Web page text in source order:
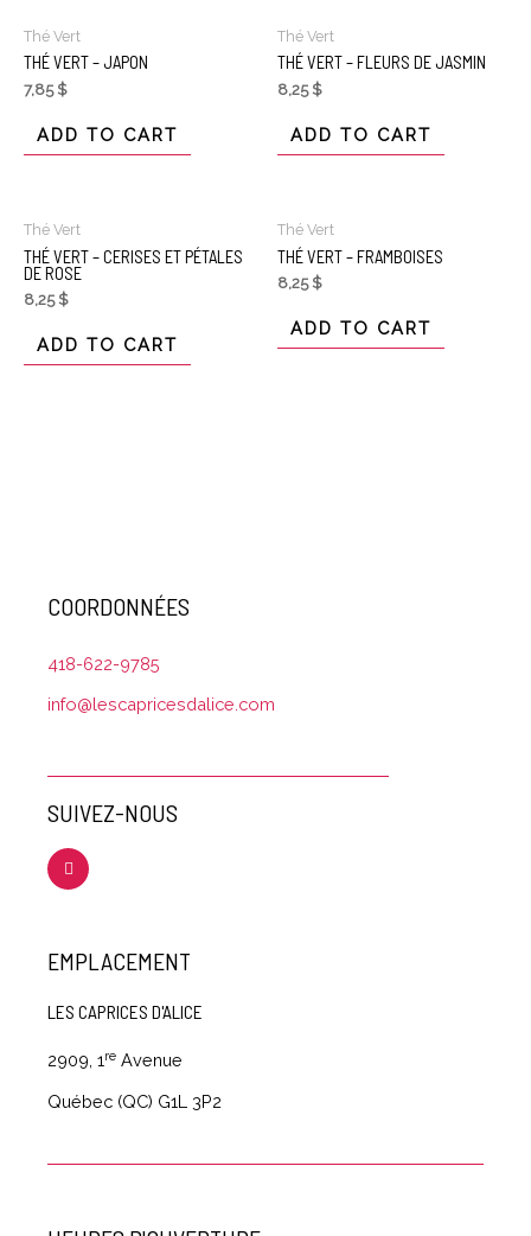
Thé Vert
THÉ VERT – JAPON
7,85$
ADD TO CART
Thé Vert
THÉ VERT – FLEURS DE JASMIN
8,25$
ADD TO CART
Thé Vert
THÉ VERT – CERISES ET PÉTALES
DE ROSE
8,25$
ADD TO CART
Thé Vert
THÉ VERT – FRAMBOISES
8,25$
ADD TO CART
COORDONNÉES
418-622-9785
info@lescapricesdalice.com
SUIVEZ-NOUS
EMPLACEMENT
LES CAPRICES D'ALICE
2909, 1re Avenue
Québec (QC) G1L 3P2